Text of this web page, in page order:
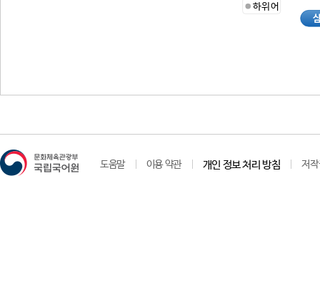
하위어
도움말 이용 약관 개인 정보 처리 방침 저